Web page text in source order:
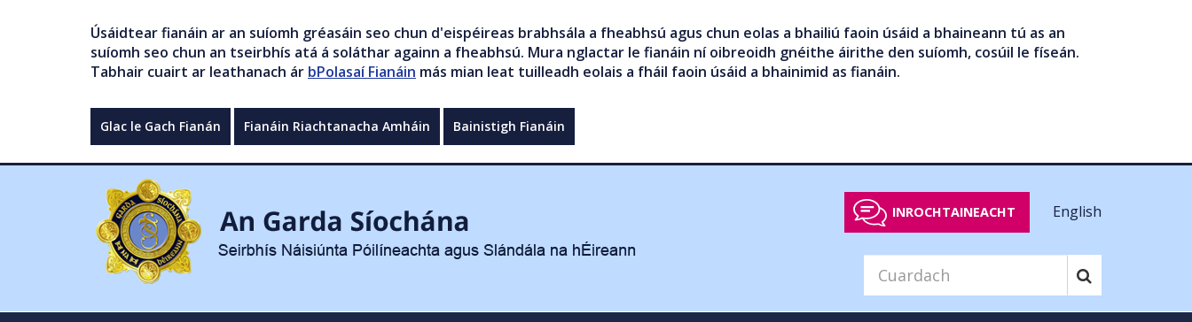
Úsáidtear fianáin ar an suíomh gréasáin seo chun d'eispéireas brabhsála a fheabhsú agus chun eolas a bhailiú faoin úsáid a bhaineann tú as an
suíomh seo chun an tseirbhís atá á soláthar againn a fheabhsú. Mura nglactar le fianáin ní oibreoidh gnéithe áirithe den suíomh, cosúil le físeán.
Tabhair cuairt ar leathanach ár bPolasaí Fianáin más mian leat tuilleadh eolais a fháil faoin úsáid a bhainimid as fianáin.
Glac le Gach Fianán Fianáin Riachtanacha Amháin Bainistigh Fianáin
INROCHTAINEACHT English